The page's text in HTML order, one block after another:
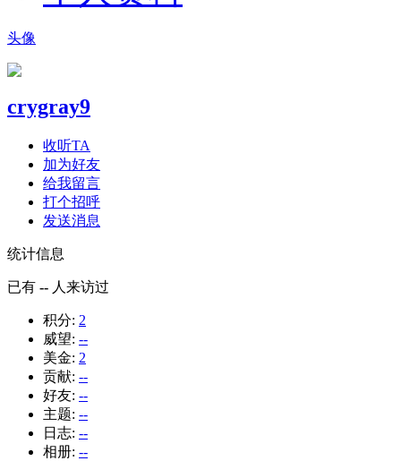
头像
crygray9
收听TA
加为好友
给我留言
打个招呼
发送消息
统计信息
已有 -- 人来访过
积分: 2
威望: --
美金: 2
贡献: --
好友: --
主题: --
日志: --
相册: --